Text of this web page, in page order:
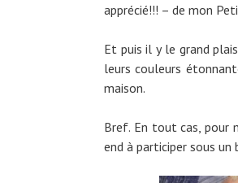
apprécié!!! – de mon
Et puis il y le grand
leurs couleurs
maison.
Bref. En tout cas, pour
end à participer sous un